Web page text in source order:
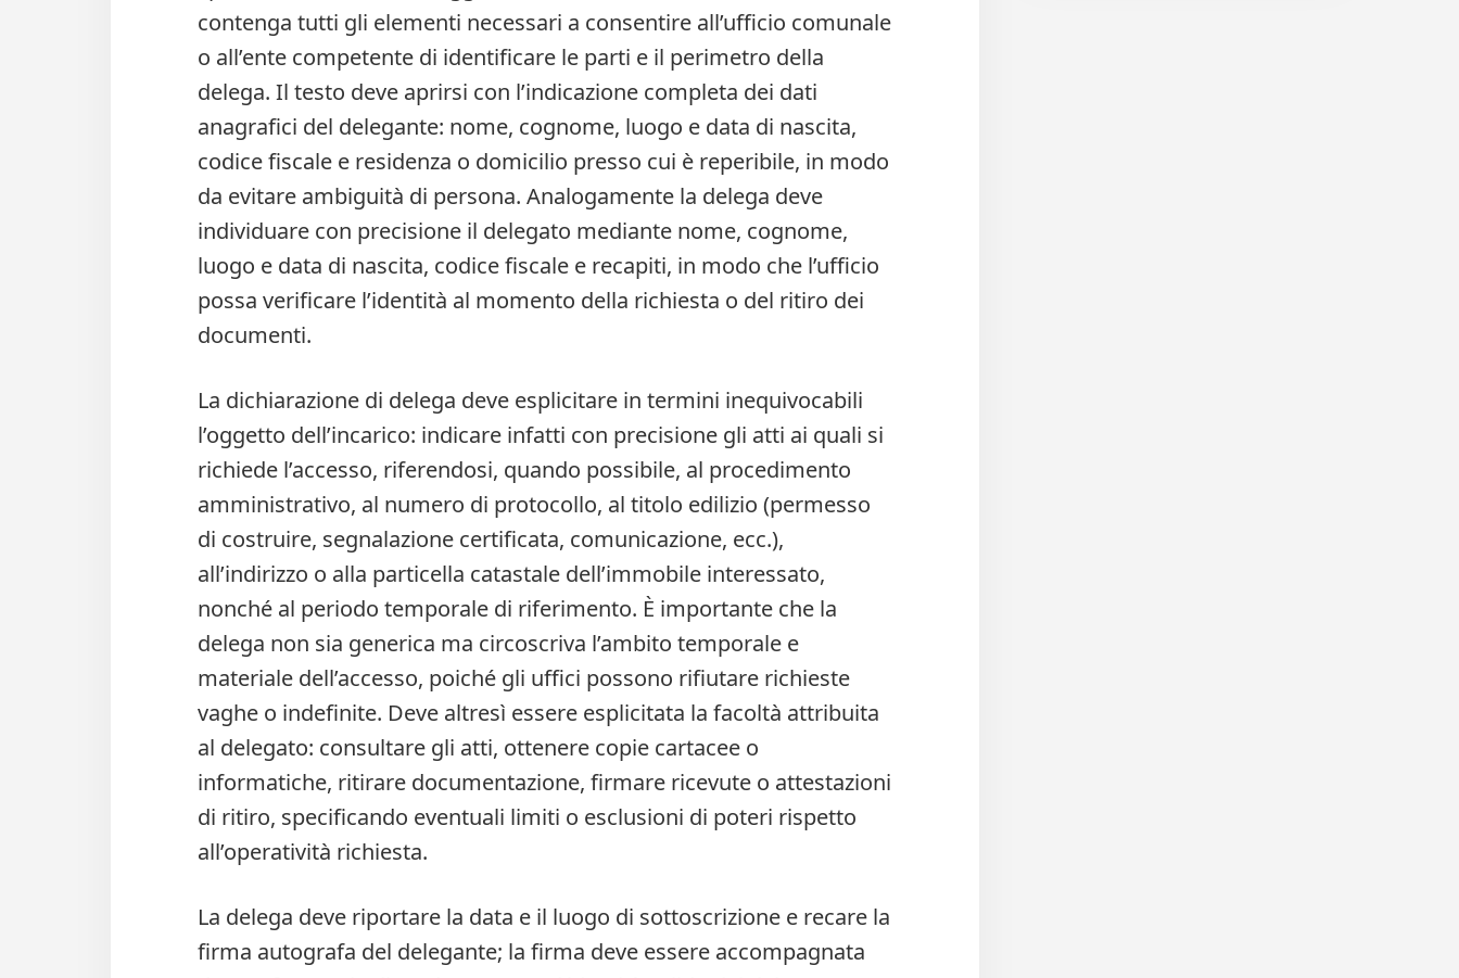
contenga tutti gli elementi necessari a consentire all’ufficio comunale
o all’ente competente di identificare le parti e il perimetro della
delega. Il testo deve aprirsi con l’indicazione completa dei dati
anagrafici del delegante: nome, cognome, luogo e data di nascita,
codice fiscale e residenza o domicilio presso cui è reperibile, in modo
da evitare ambiguità di persona. Analogamente la delega deve
individuare con precisione il delegato mediante nome, cognome,
luogo e data di nascita, codice fiscale e recapiti, in modo che l’ufficio
possa verificare l’identità al momento della richiesta o del ritiro dei
documenti.
La dichiarazione di delega deve esplicitare in termini inequivocabili
l’oggetto dell’incarico: indicare infatti con precisione gli atti ai quali si
richiede l’accesso, riferendosi, quando possibile, al procedimento
amministrativo, al numero di protocollo, al titolo edilizio (permesso
di costruire, segnalazione certificata, comunicazione, ecc.),
all’indirizzo o alla particella catastale dell’immobile interessato,
nonché al periodo temporale di riferimento. È importante che la
delega non sia generica ma circoscriva l’ambito temporale e
materiale dell’accesso, poiché gli uffici possono rifiutare richieste
vaghe o indefinite. Deve altresì essere esplicitata la facoltà attribuita
al delegato: consultare gli atti, ottenere copie cartacee o
informatiche, ritirare documentazione, firmare ricevute o attestazioni
di ritiro, specificando eventuali limiti o esclusioni di poteri rispetto
all’operatività richiesta.
La delega deve riportare la data e il luogo di sottoscrizione e recare la
firma autografa del delegante; la firma deve essere accompagnata